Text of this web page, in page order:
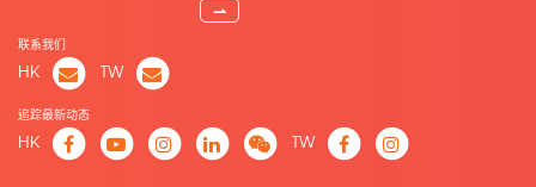
⇀
联系我们
HK TW
追踪最新动态
HK TW